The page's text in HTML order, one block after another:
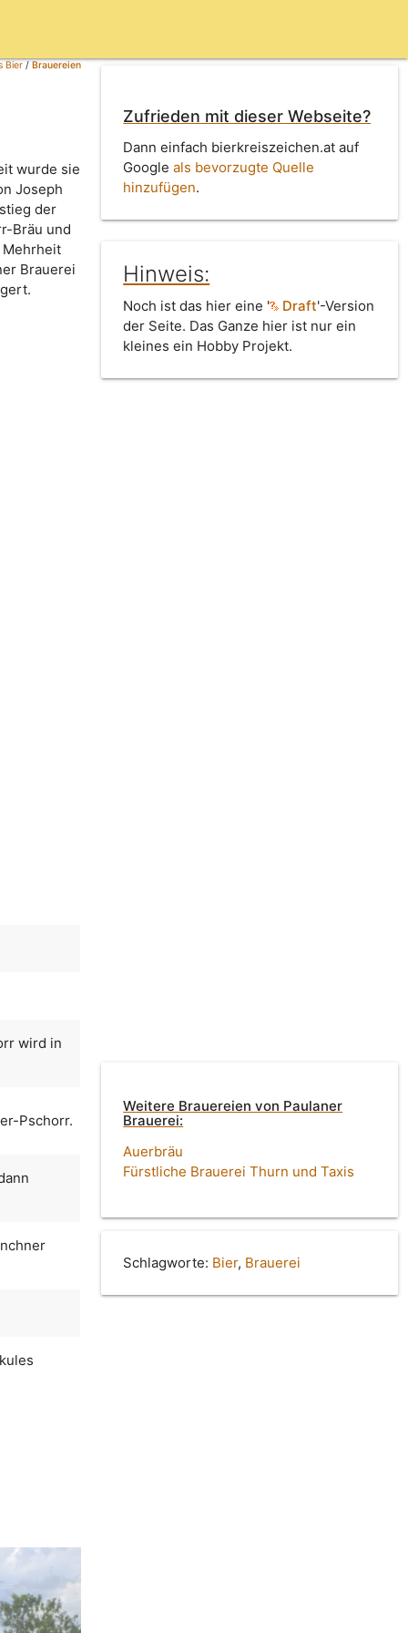
Bier/Brauereien
wurde sie
Joseph
der
Bräu und
Mehrheit
Brauerei
Zufrieden mit dieser Webseite?
Dann einfach bierkreiszeichen.at auf
Googleals bevorzugte Quelle
hinzufügen.
Hinweis:
Noch ist das hier eine ' Draft'-Version
der Seite. Das Ganze hier ist nur ein
kleines ein Hobby Projekt.
wird in
Pschorr.
Weitere Brauereien von Paulaner
Brauerei:
Auerbräu
Fürstliche Brauerei Thurn und Taxis
Schlagworte: Bier, Brauerei